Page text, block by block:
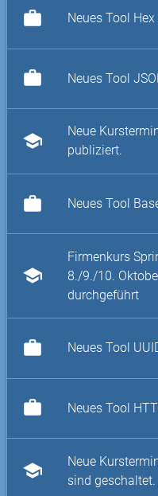
work Neues Tool
work Neues Tool
school
Neue
publiziert.
work Neues Tool
school
Firmenkurs
8./9./10.
durchgeführt
work Neues Tool
work Neues Tool
school
Neue
sind geschaltet.